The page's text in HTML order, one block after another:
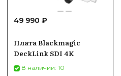
49 990 ₽
Плата Blackmagic
DeckLink SDI 4K
В наличии: 10